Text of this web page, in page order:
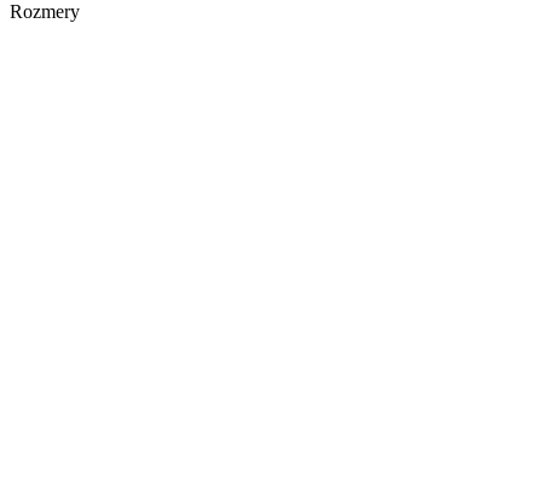
Rozmery